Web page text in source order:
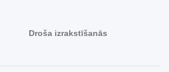
Droša izrakstīšanās